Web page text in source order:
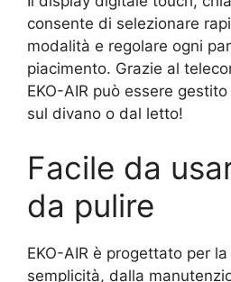
consente di selezionare
modalità e regolare ogni
piacimento. Grazie al
EKO-AIR può essere
sul divano o dal letto!
Facile da
da pulire
EKO-AIR è progettato per
semplicità, dalla